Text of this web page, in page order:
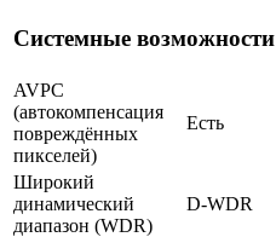
Системные возможности
AVPC
(автокомпенсация
повреждённых
пикселей)
Есть
Широкий
динамический
диапазон (WDR)
D-WDR